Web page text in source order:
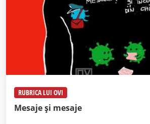
RUBRICA LUI OVI
Mesaje și mesaje